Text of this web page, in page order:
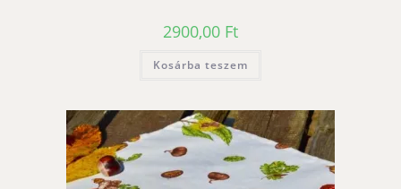
2900,00 Ft
Kosárba teszem